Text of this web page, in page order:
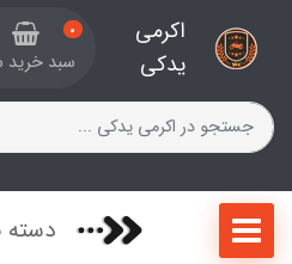
اکرمی
یدکی
0
سبد خرید